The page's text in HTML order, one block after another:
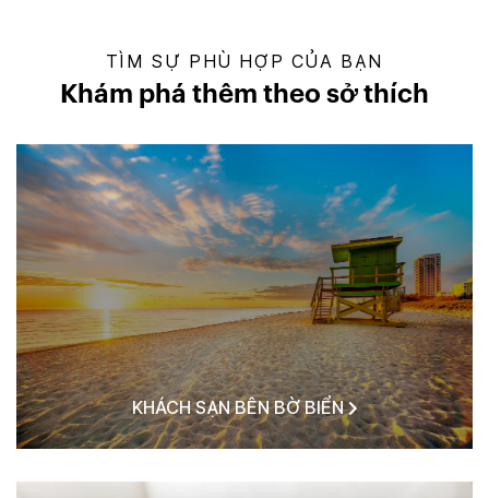
TÌM SỰ PHÙ HỢP CỦA BẠN
Khám phá thêm theo sở thích
KHÁCH SẠN BÊN BỜ BIỂN